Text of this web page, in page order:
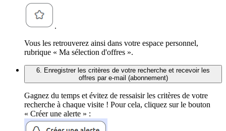
.
Vous les retrouverez ainsi dans votre espace personnel,
rubrique « Ma sélection d'offres ».
6. Enregistrer les critères de votre recherche et recevoir les
offres par e-mail (abonnement)
Gagnez du temps et évitez de ressaisir les critères de votre
recherche à chaque visite ! Pour cela, cliquez sur le bouton
« Créer une alerte » :